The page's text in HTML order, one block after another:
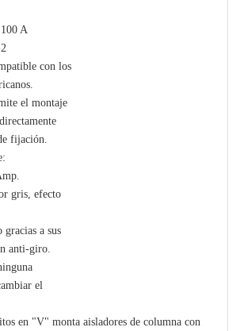
A
con los
el montaje
fijación.
gris, efecto
a sus
anti-giro.
el
en "V" monta aisladores de columna con